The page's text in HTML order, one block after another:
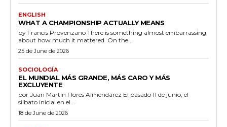
ENGLISH
WHAT A CHAMPIONSHIP ACTUALLY MEANS
by Francis Provenzano There is something almost embarrassing
about how much it mattered. On the...
25 de June de 2026
SOCIOLOGÍA
EL MUNDIAL MÁS GRANDE, MÁS CARO Y MÁS
EXCLUYENTE
por Juan Martín Flores Almendárez El pasado 11 de junio, el
silbato inicial en el...
18 de June de 2026